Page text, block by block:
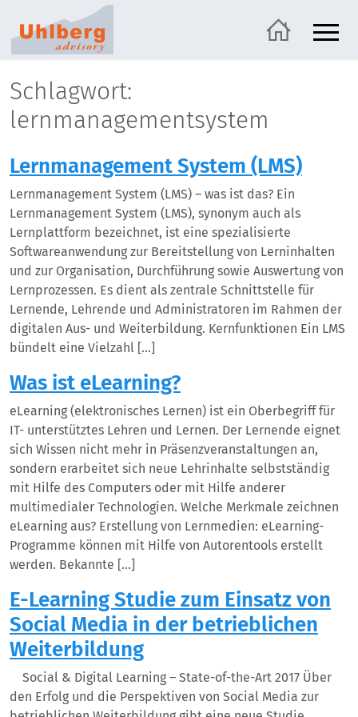
Schlagwort:
lernmanagementsystem
Lernmanagement System (LMS)
Lernmanagement System (LMS) – was ist das? Ein
Lernmanagement System (LMS), synonym auch als
Lernplattform bezeichnet, ist eine spezialisierte
Softwareanwendung zur Bereitstellung von Lerninhalten
und zur Organisation, Durchführung sowie Auswertung von
Lernprozessen. Es dient als zentrale Schnittstelle für
Lernende, Lehrende und Administratoren im Rahmen der
digitalen Aus- und Weiterbildung. Kernfunktionen Ein LMS
bündelt eine Vielzahl […]
Was ist eLearning?
eLearning (elektronisches Lernen) ist ein Oberbegriff für
IT- unterstütztes Lehren und Lernen. Der Lernende eignet
sich Wissen nicht mehr in Präsenzveranstaltungen an,
sondern erarbeitet sich neue Lehrinhalte selbstständig
mit Hilfe des Computers oder mit Hilfe anderer
multimedialer Technologien. Welche Merkmale zeichnen
eLearning aus? Erstellung von Lernmedien: eLearning-
Programme können mit Hilfe von Autorentools erstellt
werden. Bekannte […]
E-Learning Studie zum Einsatz von
Social Media in der betrieblichen
Weiterbildung
Social & Digital Learning – State-of-the-Art 2017 Über
den Erfolg und die Perspektiven von Social Media zur